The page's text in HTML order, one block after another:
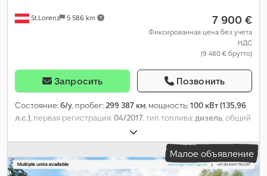
St.Lorenz 5 586 km 7 900 €
Фиксированная цена без учета
НДС
(9 480 € брутто)
Запросить Позвонить
Состояние:б/у, пробег: 299 387 км, мощность:100 кВт (135,96
л.с.) , первая регистрация:04/2017 , тип топлива:дизель , общий
, тип передачи:
выбросов:Евро 6, количество мест:2, Оборудование:ABS,
кондиционер
Малое объявление